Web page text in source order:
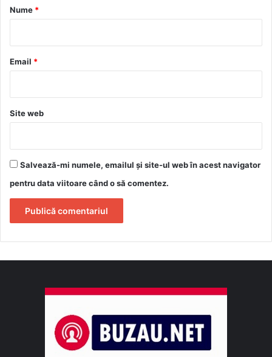
r
*
Nume *
Email *
Site web
Salvează-mi numele, emailul și site-ul web în acest navigator
pentru data viitoare când o să comentez.